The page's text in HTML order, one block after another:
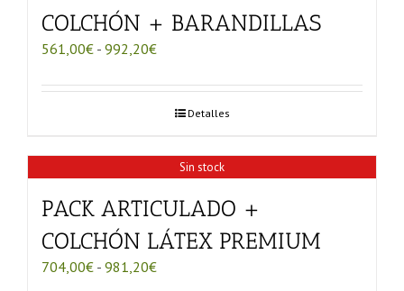
COLCHÓN + BARANDILLAS
561,00€ - 992,20€Rango
precios:
desde
561,00€
992,20€
Detalles
Sin stock
PACK ARTICULADO +
COLCHÓN LÁTEX PREMIUM
704,00€ - 981,20€Rango